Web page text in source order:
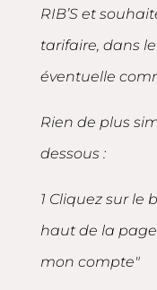
RIB’S et
tarifaire, dans
éventuelle
Rien de plus
dessous :
1 Cliquez sur le
haut de la
mon compte"